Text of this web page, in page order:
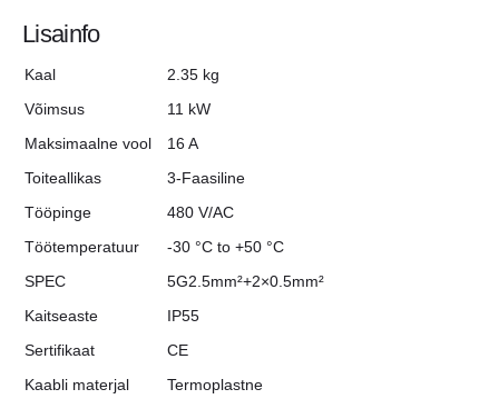
Lisainfo
Kaal
2.35 kg
Võimsus
11 kW
Maksimaalne vool
16 A
Toiteallikas
3-Faasiline
Tööpinge
480 V/AC
Töötemperatuur
-30 °C to +50 °C
SPEC
5G2.5mm²+2×0.5mm²
Kaitseaste
IP55
Sertifikaat
CE
Kaabli materjal
Termoplastne